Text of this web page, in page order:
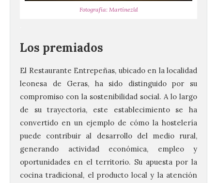
Fotografía: Martínezld
Los premiados
El Restaurante Entrepeñas, ubicado en la localidad
leonesa de Geras, ha sido distinguido por su
compromiso con la sostenibilidad social. A lo largo
de su trayectoria, este establecimiento se ha
convertido en un ejemplo de cómo la hostelería
puede contribuir al desarrollo del medio rural,
generando actividad económica, empleo y
oportunidades en el territorio. Su apuesta por la
cocina tradicional, el producto local y la atención